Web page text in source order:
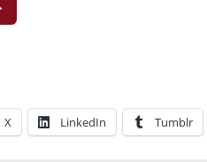
X LinkedIn Tumblr